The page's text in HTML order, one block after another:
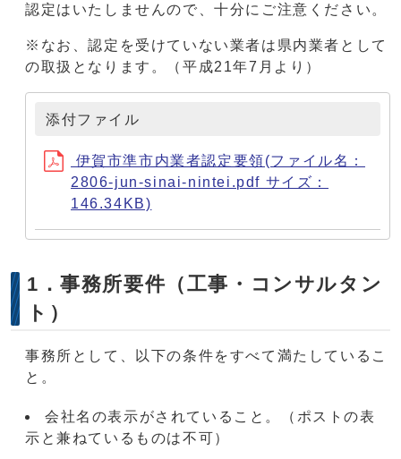
認定はいたしませんので、十分にご注意ください。
※なお、認定を受けていない業者は県内業者として
の取扱となります。（平成21年7月より）
添付ファイル
伊賀市準市内業者認定要領(ファイル名：
2806-jun-sinai-nintei.pdf サイズ：
146.34KB)
1．事務所要件（工事・コンサルタン
ト）
事務所として、以下の条件をすべて満たしているこ
と。
会社名の表示がされていること。（ポストの表
示と兼ねているものは不可）